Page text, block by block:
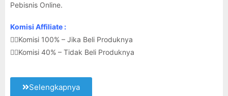
Pebisnis Online.
Komisi Affiliate :
👉🏽Komisi 100% – Jika Beli Produknya
👉🏽Komisi 40% – Tidak Beli Produknya
Selengkapnya